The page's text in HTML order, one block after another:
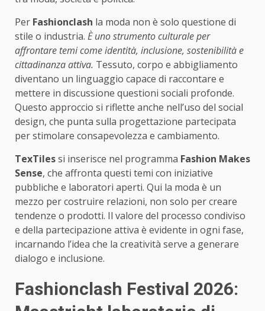
Per Fashionclash la moda non è solo questione di
stile o industria. È uno strumento culturale per
affrontare temi come identità, inclusione, sostenibilità e
cittadinanza attiva. Tessuto, corpo e abbigliamento
diventano un linguaggio capace di raccontare e
mettere in discussione questioni sociali profonde.
Questo approccio si riflette anche nell’uso del social
design, che punta sulla progettazione partecipata
per stimolare consapevolezza e cambiamento.
TexTilessi inserisce nel programma Fashion Makes
Sense, che affronta questi temi con iniziative
pubbliche e laboratori aperti. Qui la moda è un
mezzo per costruire relazioni, non solo per creare
tendenze o prodotti. Il valore del processo condiviso
e della partecipazione attiva è evidente in ogni fase,
incarnando l’idea che la creatività serve a generare
dialogo e inclusione.
Fashionclash Festival 2026: